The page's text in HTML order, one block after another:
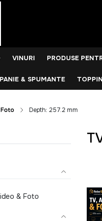
VINURI PRODUSE
& SPUMANTE
Depth: 257.2 mm
& Foto